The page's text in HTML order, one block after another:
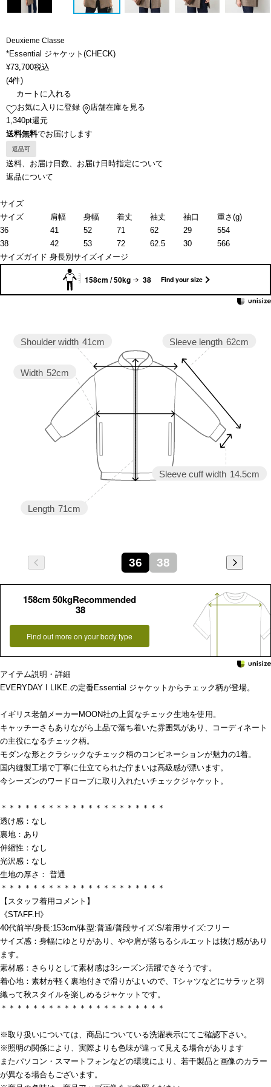
Deuxieme Classe
*Essential ジャケット(CHECK)
¥73,700税込
(4件)
カートに入れる
お気に入りに登録
店舗在庫を見る
1,340pt還元
送料無料でお届けします
返品可
送料、お届け日数、お届け日時指定について
返品について
サイズ
サイズ
肩幅 身幅 着丈 袖丈 袖口
重さ(g)
36
41 52 71 62 29
554
38
42 53 72 62.5 30
566
サイズガイド 身長別サイズイメージ
158cm / 50kg 38 Find your size
Sleeve cuff width 14.5cm
Sleeve length 62cm
Length 71cm
Width 52cm
Shoulder width 41cm
36 38
158cm 50kgRecommended
38
Find out more on your body type
アイテム説明・詳細
EVERYDAY I LIKE.の定番Essential ジャケットからチェック柄が登場。
イギリス老舗メーカーMOON社の上質なチェック生地を使用。
キャッチーさもありながら上品で落ち着いた雰囲気があり、コーディネート
の主役になるチェック柄。
モダンな形とクラシックなチェック柄のコンビネーションが魅力の1着。
国内縫製工場で丁寧に仕立てられた佇まいは高級感が漂います。
今シーズンのワードローブに取り入れたいチェックジャケット。
＊＊＊＊＊＊＊＊＊＊＊＊＊＊＊＊＊＊＊＊＊
透け感：なし
裏地：あり
伸縮性：なし
光沢感：なし
生地の厚さ： 普通
＊＊＊＊＊＊＊＊＊＊＊＊＊＊＊＊＊＊＊＊＊
【スタッフ着用コメント】
《STAFF.H》
40代前半/身長:153cm/体型:普通/普段サイズ:S/着用サイズ:フリー
サイズ感：身幅にゆとりがあり、やや肩が落ちるシルエットは抜け感があり
ます。
素材感：さらりとして素材感は3シーズン活躍できそうです。
着心地：素材が軽く裏地付きで滑りがよいので、Tシャツなどにサラッと羽
織って秋スタイルを楽しめるジャケットです。
＊＊＊＊＊＊＊＊＊＊＊＊＊＊＊＊＊＊＊＊＊
※取り扱いについては、商品についている洗濯表示にてご確認下さい。
※照明の関係により、実際よりも色味が違って見える場合があります
またパソコン・スマートフォンなどの環境により、若干製品と画像のカラー
が異なる場合もございます。